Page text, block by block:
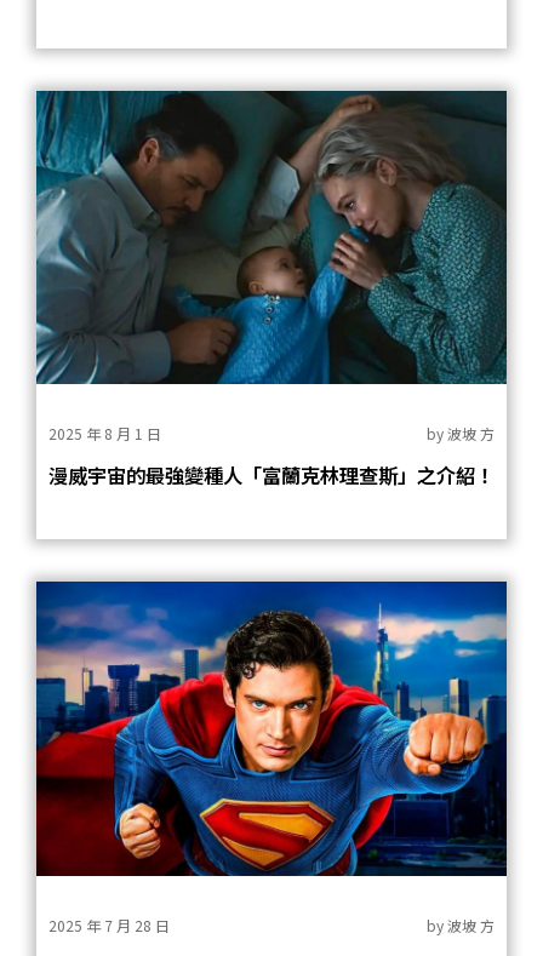
2025 年 8 月 1 日 by波坡 方
漫威宇宙的最強變種人「富蘭克林理查斯」之介紹！
2025 年 7 月 28 日 by波坡 方